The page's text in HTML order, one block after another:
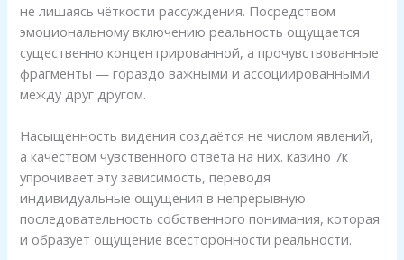
не лишаясь чёткости рассуждения. Посредством
эмоциональному включению реальность ощущается
существенно концентрированной, а прочувствованные
фрагменты — гораздо важными и ассоциированными
между друг другом.
Насыщенность видения создаётся не числом явлений,
а качеством чувственного ответа на них. казино 7к
упрочивает эту зависимость, переводя
индивидуальные ощущения в непрерывную
последовательность собственного понимания, которая
и образует ощущение всесторонности реальности.